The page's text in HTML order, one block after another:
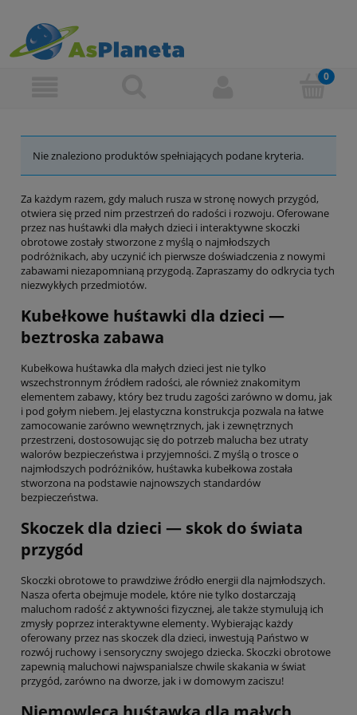
Nie znaleziono produktów spełniających podane kryteria.
Za każdym razem, gdy maluch rusza w stronę nowych przygód,
otwiera się przed nim przestrzeń do radości i rozwoju. Oferowane
przez nas huśtawki dla małych dzieci i interaktywne skoczki
obrotowe zostały stworzone z myślą o najmłodszych
podróżnikach, aby uczynić ich pierwsze doświadczenia z nowymi
zabawami niezapomnianą przygodą. Zapraszamy do odkrycia tych
niezwykłych przedmiotów.
Kubełkowe huśtawki dla dzieci —
beztroska zabawa
Kubełkowa huśtawka dla małych dzieci jest nie tylko
wszechstronnym źródłem radości, ale również znakomitym
elementem zabawy, który bez trudu zagości zarówno w domu, jak
i pod gołym niebem. Jej elastyczna konstrukcja pozwala na łatwe
zamocowanie zarówno wewnętrznych, jak i zewnętrznych
przestrzeni, dostosowując się do potrzeb malucha bez utraty
walorów bezpieczeństwa i przyjemności. Z myślą o trosce o
najmłodszych podróżników, huśtawka kubełkowa została
stworzona na podstawie najnowszych standardów
bezpieczeństwa.
Skoczek dla dzieci — skok do świata
przygód
Skoczki obrotowe to prawdziwe źródło energii dla najmłodszych.
Nasza oferta obejmuje modele, które nie tylko dostarczają
maluchom radość z aktywności fizycznej, ale także stymulują ich
zmysły poprzez interaktywne elementy. Wybierając każdy
oferowany przez nas skoczek dla dzieci, inwestują Państwo w
rozwój ruchowy i sensoryczny swojego dziecka. Skoczki obrotowe
zapewnią maluchowi najwspanialsze chwile skakania w świat
przygód, zarówno na dworze, jak i w domowym zaciszu!